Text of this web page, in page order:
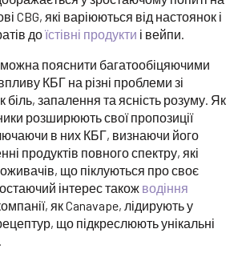
CBG, які варіюються від настоянок і
доїстівні продукти і вейпи.
можна пояснити багатообіцяючими
КБГ на різні проблеми зі
біль, запалення та ясність розуму. Як
розширюють свої пропозиції
в них КБГ, визнаючи його
продуктів повного спектру, які
що піклуються про своє
інтерес також водіння
як Canavape, лідирують у
що підкреслюють унікальні